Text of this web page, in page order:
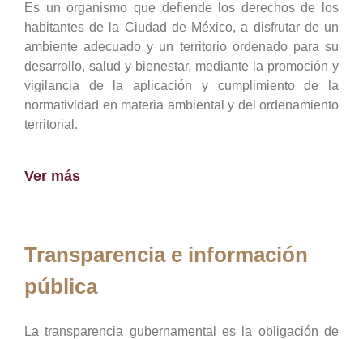
Es un organismo que defiende los derechos de los
habitantes de la Ciudad de México, a disfrutar de un
ambiente adecuado y un territorio ordenado para su
desarrollo, salud y bienestar, mediante la promoción y
vigilancia de la aplicación y cumplimiento de la
normatividad en materia ambiental y del ordenamiento
territorial.
Ver más
Transparencia e información
pública
La transparencia gubernamental es la obligación de